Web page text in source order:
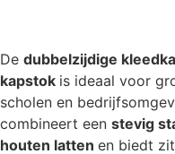
De dubbelzijdige
kapstok is ideaal voor
scholen en
combineert een stevig
houten latten en biedt